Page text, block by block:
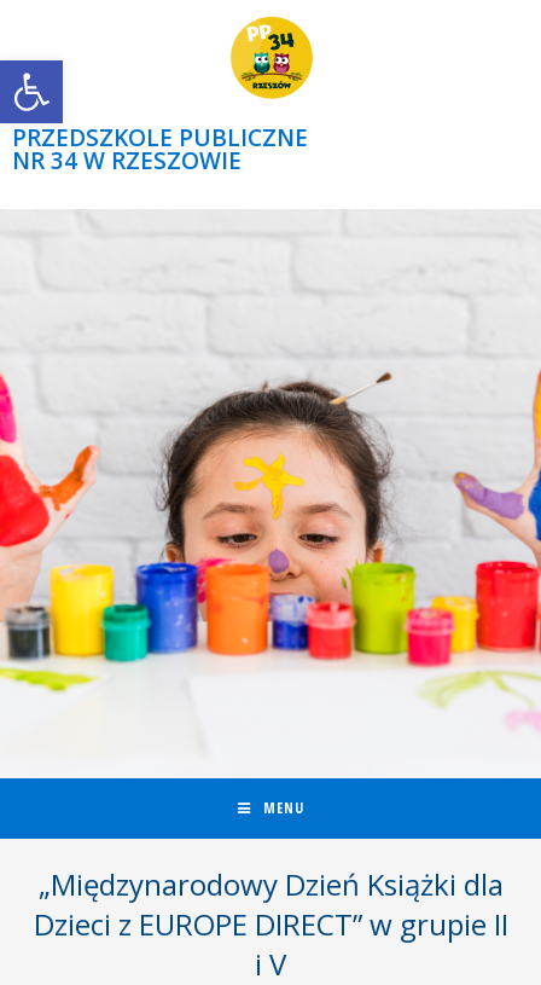
Open toolbar
PRZEDSZKOLE PUBLICZNE
NR 34 W RZESZOWIE
MENU
„Międzynarodowy Dzień Książki dla
Dzieci z EUROPE DIRECT” w grupie II
i V